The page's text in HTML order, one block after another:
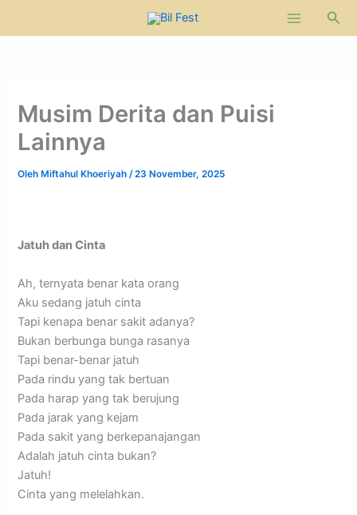
Cari
Musim Derita dan Puisi
Lainnya
Oleh Miftahul Khoeriyah/23 November, 2025
Jatuh dan Cinta
Ah, ternyata benar kata orang
Aku sedang jatuh cinta
Tapi kenapa benar sakit adanya?
Bukan berbunga bunga rasanya
Tapi benar-benar jatuh
Pada rindu yang tak bertuan
Pada harap yang tak berujung
Pada jarak yang kejam
Pada sakit yang berkepanajangan
Adalah jatuh cinta bukan?
Jatuh!
Cinta yang melelahkan.